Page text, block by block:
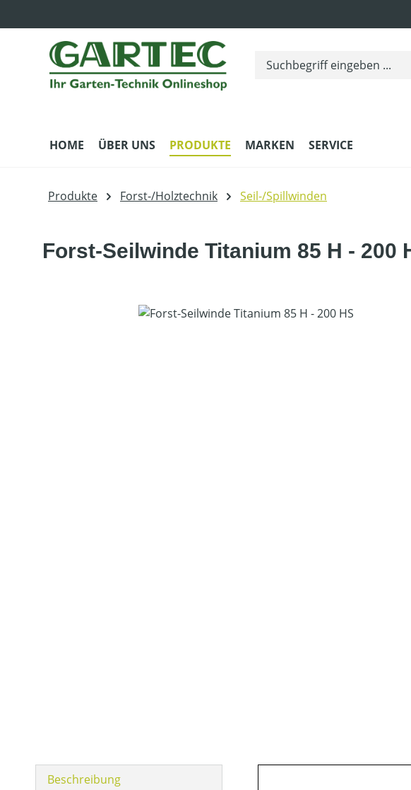
HOME ÜBER UNS PRODUKTE MARKEN SERVICE
Produkte Forst-/Holztechnik Seil-/Spillwinden
Forst-Seilwinde Titanium 85 H - 200
Bildergalerie überspringen
Beschreibung